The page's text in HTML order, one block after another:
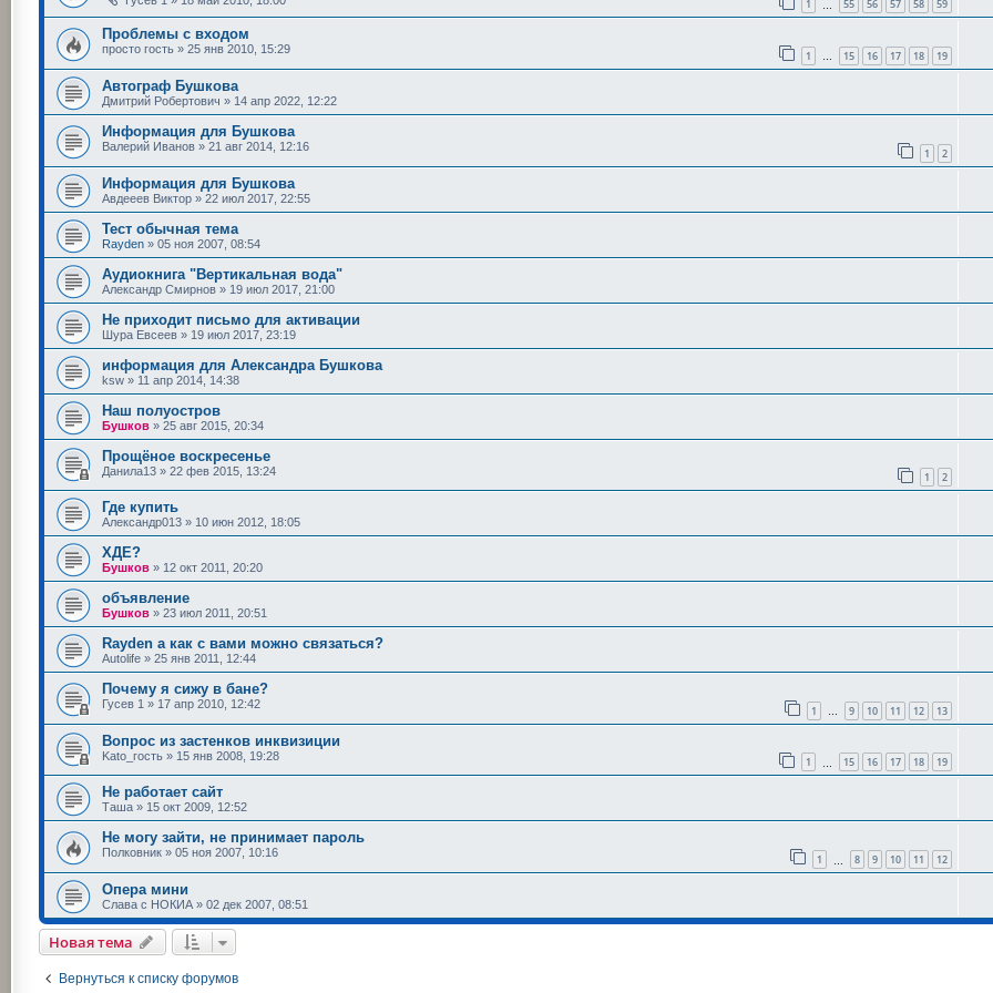
1 55 56 57 58 59
Проблемы с входом
просто гость » 25 янв 2010, 15:29 1 … 15 16 17 18 19
Автограф Бушкова
Дмитрий Робертович » 14 апр 2022, 12:22
Информация для Бушкова
Валерий Иванов » 21 авг 2014, 12:16 1 2
Информация для Бушкова
Авдееев Виктор » 22 июл 2017, 22:55
Тест обычная тема
Rayden » 05 ноя 2007, 08:54
Аудиокнига "Вертикальная вода"
Александр Смирнов » 19 июл 2017, 21:00
Не приходит письмо для активации
Шура Евсеев » 19 июл 2017, 23:19
информация для Александра Бушкова
ksw » 11 апр 2014, 14:38
Наш полуостров
Бушков » 25 авг 2015, 20:34
Прощёное воскресенье
Данила13 » 22 фев 2015, 13:24 1 2
Где купить
Александр013 » 10 июн 2012, 18:05
ХДЕ?
Бушков » 12 окт 2011, 20:20
объявление
Бушков » 23 июл 2011, 20:51
Rayden а как с вами можно связаться?
Autolife » 25 янв 2011, 12:44
Почему я сижу в бане?
Гусев 1 » 17 апр 2010, 12:42 1 … 9 10 11 12 13
Вопрос из застенков инквизиции
Kato_гость » 15 янв 2008, 19:28 1 15 16 17 18 19
Не работает сайт
Таша » 15 окт 2009, 12:52
Не могу зайти, не принимает пароль
Полковник » 05 ноя 2007, 10:16 1 8 9 10 11 12
Опера мини
Слава с НОКИА » 02 дек 2007, 08:51
Новая тема
Вернуться к списку форумов